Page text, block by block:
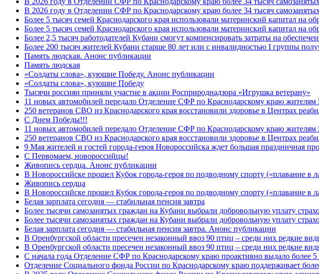
В 2026 году в Отделении СФР по Краснодарскому краю более 34 тысяч
Более 5 тысяч семей Краснодарского края использовали материнский капитал на
Более 5 тысяч семей Краснодарского края использовали материнский капитал на
Более 2,5 тысяч работодателей Кубани смогут компенсировать затраты на
Более 200 тысяч жителей Кубани старше 80 лет или с инвалидностью I группы
Память людская. Анонс публикации
Память людская
«Солдаты слова», кующие Победу. Анонс публикации
«Солдаты слова», кующие Победу
Тысячи россиян приняли участие в акции Росприроднадзора «Игрушка ветерану»
11 новых автомобилей передало Отделение СФР по Краснодарскому краю
250 ветеранов СВО из Краснодарского края восстановили здоровье в Центрах
С Днем Победы!!!
11 новых автомобилей передало Отделение СФР по Краснодарскому краю жителям
250 ветеранов СВО из Краснодарского края восстановили здоровье в Центрах
9 Мая жителей и гостей города-героя Новороссийска ждет большая праздничная
C Первомаем, новороссийцы!
Живопись сердца. Анонс публикации
В Новороссийске прошел Кубок города-героя по подводному спорту («плавание в
Живопись сердца
В Новороссийске прошел Кубок города-героя по подводному спорту («плавание в
Белая зарплата сегодня — стабильная пенсия завтра
Более тысячи самозанятых граждан на Кубани выбрали добровольную уплату
Более тысячи самозанятых граждан на Кубани выбрали добровольную уплату
Белая зарплата сегодня — стабильная пенсия завтра. Анонс публикации
В Оренбургской области пресечен незаконный ввоз 90 птиц – среди них редкие
В Оренбургской области пресечен незаконный ввоз 90 птиц – среди них редкие
С начала года Отделение СФР по Краснодарскому краю проактивно выдало более
Отделение Социального фонда России по Краснодарскому краю поддерживает